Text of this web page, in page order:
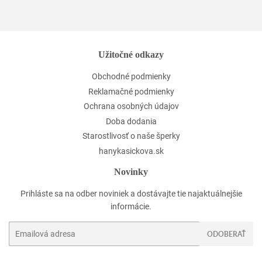
Užitočné odkazy
Obchodné podmienky
Reklamačné podmienky
Ochrana osobných údajov
Doba dodania
Starostlivosť o naše šperky
hanykasickova.sk
Novinky
Prihláste sa na odber noviniek a dostávajte tie najaktuálnejšie
informácie.
ODOBERAŤ